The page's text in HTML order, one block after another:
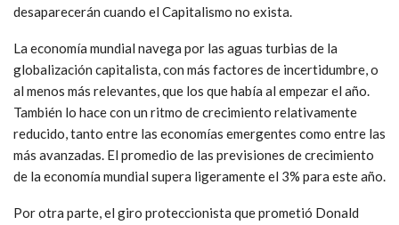
desaparecerán cuando el Capitalismo no exista.
La economía mundial navega por las aguas turbias de la
globalización capitalista, con más factores de incertidumbre, o
al menos más relevantes, que los que había al empezar el año.
También lo hace con un ritmo de crecimiento relativamente
reducido, tanto entre las economías emergentes como entre las
más avanzadas. El promedio de las previsiones de crecimiento
de la economía mundial supera ligeramente el 3% para este año.
Por otra parte, el giro proteccionista que prometió Donald